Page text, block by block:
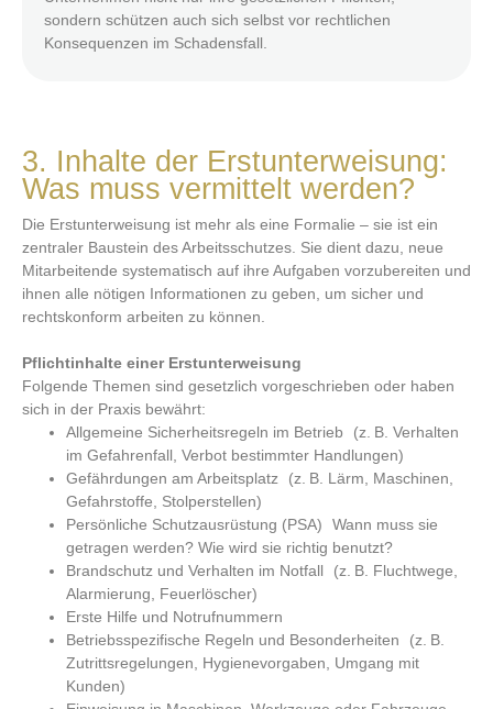
sondern schützen auch sich selbst vor rechtlichen
Konsequenzen im Schadensfall.
3. Inhalte der Erstunterweisung:
Was muss vermittelt werden?
Die Erstunterweisung ist mehr als eine Formalie – sie ist ein
zentraler Baustein des Arbeitsschutzes. Sie dient dazu, neue
Mitarbeitende systematisch auf ihre Aufgaben vorzubereiten und
ihnen alle nötigen Informationen zu geben, um sicher und
rechtskonform arbeiten zu können.
Pflichtinhalte einer Erstunterweisung
Folgende Themen sind gesetzlich vorgeschrieben oder haben
sich in der Praxis bewährt:
Allgemeine Sicherheitsregeln im Betrieb (z. B. Verhalten
im Gefahrenfall, Verbot bestimmter Handlungen)
Gefährdungen am Arbeitsplatz (z. B. Lärm, Maschinen,
Gefahrstoffe, Stolperstellen)
Persönliche Schutzausrüstung (PSA) Wann muss sie
getragen werden? Wie wird sie richtig benutzt?
Brandschutz und Verhalten im Notfall (z. B. Fluchtwege,
Alarmierung, Feuerlöscher)
Erste Hilfe und Notrufnummern
Betriebsspezifische Regeln und Besonderheiten (z. B.
Zutrittsregelungen, Hygienevorgaben, Umgang mit
Kunden)